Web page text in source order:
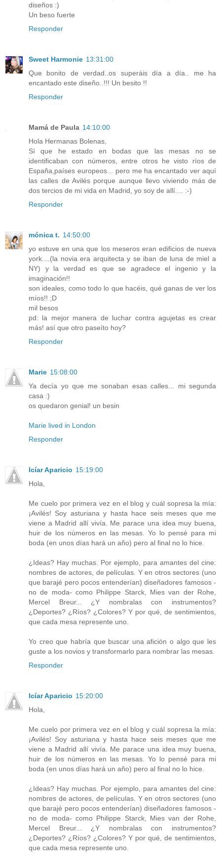
diseños :)
Un beso fuerte
Responder
Sweet Harmonie 13:31:00
Que bonito de verdad..os superáis día a día.. me ha
encantado este diseño..!!! Un besito !!
Responder
Mamá de Paula 14:10:00
Hola Hermanas Bolenas,
Sí que he estado en bodas que las mesas no se
identificaban con números, entre otros he visto ríos de
España,países europeos... pero me ha encantado ver aquí
las calles de Avilés porque aunque llevo viviendo más de
dos tercios de mi vida en Madrid, yo soy de allí.... :-)
Responder
mónica t. 14:50:00
yo estuve en una que los meseros eran edificios de nueva
york....(la novia era arquitecta y se iban de luna de miel a
NY) y la verdad es que se agradece el ingenio y la
imaginación!!
son ideales, como todo lo que hacéis, qué ganas de ver los
míos!! ;D
mil besos
pd: la mejor manera de luchar contra agujetas es crear
más! así que otro paseíto hoy?
Responder
Marie 15:08:00
Ya decía yo que me sonaban esas calles... mi segunda
casa :)
os quedaron genial! un besin
Marie lived in London
Responder
Icíar Aparicio 15:19:00
Hola,
Me cuelo por primera vez en el blog y cuál sopresa la mía:
¡Avilés! Soy asturiana y hasta hace seis meses que me
viene a Madrid allí vivía. Me parace una idea muy buena,
huir de los números en las mesas. Yo lo pensé para mi
boda (en unos días hará un año) pero al final no lo hice.
¿Ideas? Hay muchas. Por ejemplo, para amantes del cine:
nombres de actores, de películas. Y en otros sectores (uno
que barajé pero pocos entenderían) diseñadores famosos -
no de moda- como Philippe Starck, Mies van der Rohe,
Mercel Breur... ¿Y nombralas con instrumentos?
¿Deportes? ¿Ríos? ¿Colores? Y por qué, de sentimientos,
que cada mesa represente uno.
Yo creo que habría que buscar una afición o algo que les
guste a los novios y transformarlo para nombrar las mesas.
Responder
Icíar Aparicio 15:20:00
Hola,
Me cuelo por primera vez en el blog y cuál sopresa la mía:
¡Avilés! Soy asturiana y hasta hace seis meses que me
viene a Madrid allí vivía. Me parace una idea muy buena,
huir de los números en las mesas. Yo lo pensé para mi
boda (en unos días hará un año) pero al final no lo hice.
¿Ideas? Hay muchas. Por ejemplo, para amantes del cine:
nombres de actores, de películas. Y en otros sectores (uno
que barajé pero pocos entenderían) diseñadores famosos -
no de moda- como Philippe Starck, Mies van der Rohe,
Mercel Breur... ¿Y nombralas con instrumentos?
¿Deportes? ¿Ríos? ¿Colores? Y por qué, de sentimientos,
que cada mesa represente uno.